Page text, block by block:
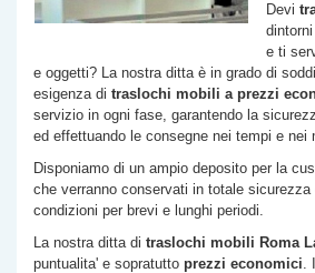
Devi
e ti
e oggetti? La nostra ditta è in grado di
esigenza di traslochi mobili a prezzi
servizio in ogni fase, garantendo la
ed effettuando le consegne nei tempi e nei
Disponiamo di un ampio deposito per la
che verranno conservati in totale sicurezza
condizioni per brevi e lunghi periodi.
La nostra ditta di traslochi mobili Roma
puntualita' e sopratutto prezzi economici.